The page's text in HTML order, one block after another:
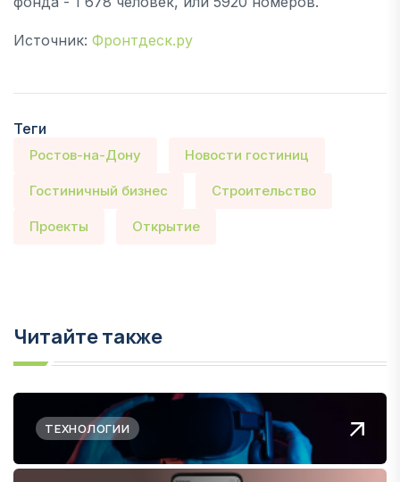
Источник: Фронтдеск.ру
Теги
Ростов-на-Дону Новости гостиниц
Гостиничный бизнес Строительство
Проекты Открытие
Читайте также
ТЕХНОЛОГИИ